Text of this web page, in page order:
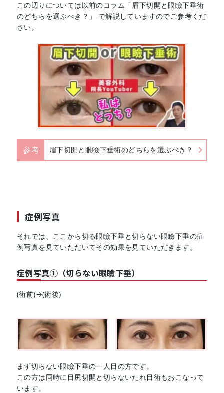
この辺りについては以前のコラム「眉下切開と眼瞼下垂術
のどちらを選ぶべき？」 で解説していますのでご参考くだ
さい。
参考 眉下切開と眼瞼下垂術のどちらを選ぶべき？
症例写真
それでは、ここから切る眼瞼下垂と切らない眼瞼下垂の症
例写真を見ていただいてその効果を見ていただきます。
症例写真①（切らない眼瞼下垂）
(術前)→(術後)
まず切らない眼瞼下垂の一人目の方です。
この方は同時に目尻切開と切らないたれ目術もおこなって
います。